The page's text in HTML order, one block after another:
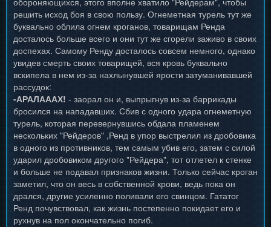
решить исход боя в свою пользу. Огнеметная турель тут же
буквально облила огнем кроганов, товарищам Ренда
досталось больше всего и они тут же сгорели заживо в своих
доспехах. Самому Ренду досталось совсем немного, однако
увидев смерть своих товарищей, вся кровь буквально
вскипела в нем из-за нахлынувшей ярости затуманивавшей
рассудок:
-АРАЛАААХ! - заорал он и, выпрыгнув из-за баррикады
бросился на нападавших. Сбив с одного удара огнеметную
турель, которая перевернувшись обдала пламенем
нескольких "Рейдеров" ,Ренд в упор выстрелил из дробовика
в одного из противников, тем самым убив его, затем с силой
ударил дробовиком другого "Рейдера", тот отлетел к стенке
и больше не подавал признаков жизни. Только сейчас кроган
заметил, что он весь в собственной крови, ведь пока он
дрался, другие усиленно поливали его свинцом. Гататог
Ренд почувствовал, как жизнь постепенно покидает его и
рухнув на пол окончательно погиб.